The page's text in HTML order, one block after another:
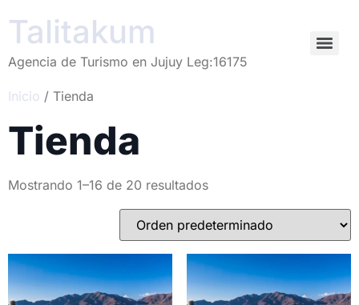
Talitakum
Agencia de Turismo en Jujuy Leg:16175
Inicio / Tienda
Tienda
Mostrando 1–16 de 20 resultados